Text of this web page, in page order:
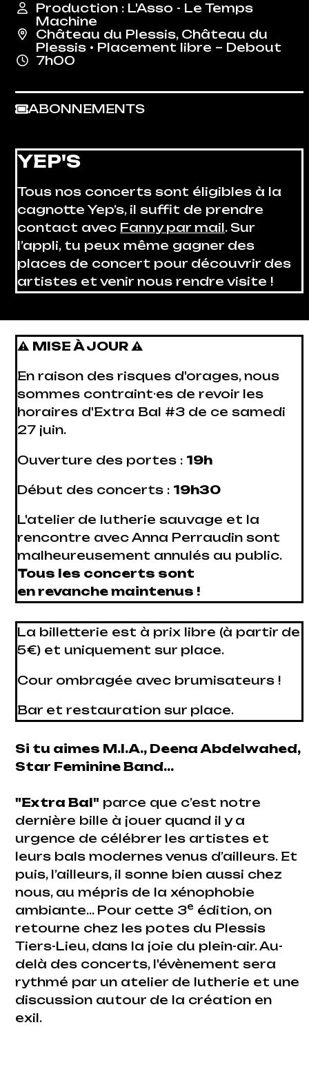
Production : L'Asso - Le Temps
Machine
Château du Plessis, Château du
Plessis • Placement libre – Debout
7h00
ABONNEMENTS
YEP'S
Tous nos concerts sont éligibles à la
cagnotte Yep’s, il suffit de prendre
contact avec Fanny par mail. Sur
l’appli, tu peux même gagner des
places de concert pour découvrir des
artistes et venir nous rendre visite !
⚠ MISE À JOUR ⚠
En raison des risques d'orages, nous
sommes contraint·es de revoir les
horaires d'Extra Bal #3 de ce samedi
27 juin.
Ouverture des portes : 19h
Début des concerts : 19h30
L'atelier de lutherie sauvage et la
rencontre avec Anna Perraudin sont
malheureusement annulés au public.
Tous les concerts sont
en revanche maintenus !
La billetterie est à prix libre (à partir de
5€) et uniquement sur place.
Cour ombragée avec brumisateurs !
Bar et restauration sur place.
Si tu aimes M.I.A., Deena Abdelwahed,
Star Feminine Band…
"Extra Bal"parce que c’est notre
dernière bille à jouer quand il y a
urgence de célébrer les artistes et
leurs bals modernes venus d’ailleurs. Et
puis, l’ailleurs, il sonne bien aussi chez
nous, au mépris de la xénophobie
ambiante... Pour cette 3e édition, on
retourne chez les potes du Plessis
Tiers-Lieu, dans la joie du plein-air. Au-
delà des concerts, l'évènement sera
rythmé par un atelier de lutherie et une
discussion autour de la création en
exil.